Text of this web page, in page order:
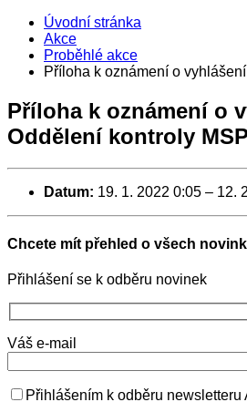
Úvodní stránka
Akce
Proběhlé akce
Příloha k oznámení o
Příloha k oznámení o
Oddělení kontroly
Datum: 19. 1. 2022 0:05 – 12.
Chcete mít přehled o všech
Přihlášení se k odběru novinek
Váš e-mail
Přihlášením k odběru